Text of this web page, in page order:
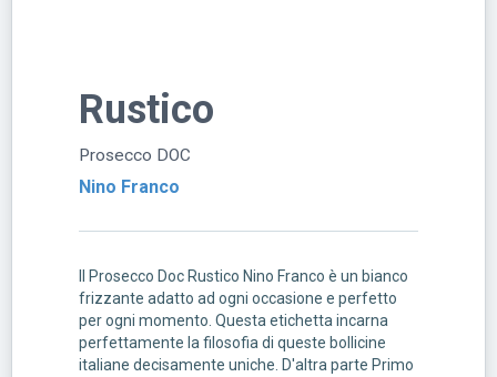
Rustico
Prosecco DOC
Nino Franco
Il Prosecco Doc Rustico Nino Franco è un bianco
frizzante adatto ad ogni occasione e perfetto
per ogni momento. Questa etichetta incarna
perfettamente la filosofia di queste bollicine
italiane decisamente uniche. D'altra parte Primo